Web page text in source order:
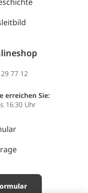
77 12
erreichen Sie:
16:30 Uhr